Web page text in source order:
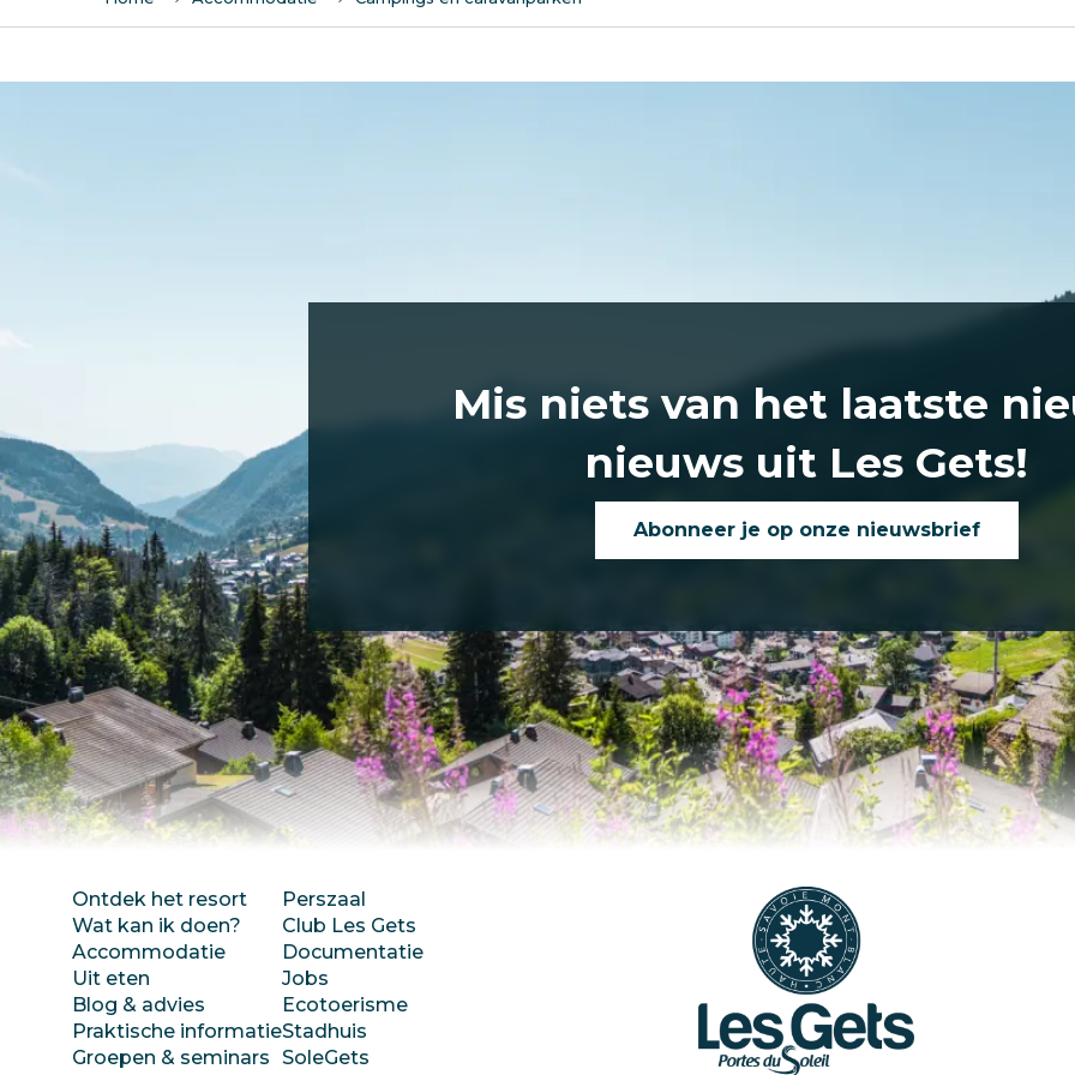
Mis niets van het laatste
nieuws uit Les Gets!
Abonneer je op onze nieuwsbrief
Ontdek het resort
Wat kan ik doen?
Accommodatie
Uit eten
Blog & advies
Praktische informatie
Groepen & seminars
Perszaal
Club Les Gets
Documentatie
Jobs
Ecotoerisme
Stadhuis
SoleGets